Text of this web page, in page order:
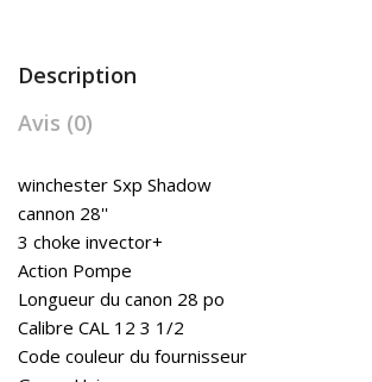
Description
Avis (0)
winchester Sxp Shadow
cannon 28''
3 choke invector+
Action Pompe
Longueur du canon 28 po
Calibre CAL 12 3 1/2
Code couleur du fournisseur